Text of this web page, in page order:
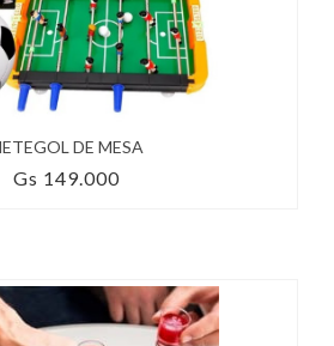
DE MESA
Gs 149.000